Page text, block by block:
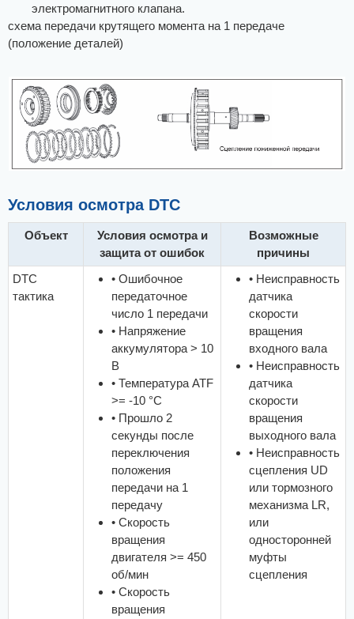
электромагнитного клапана.
схема передачи крутящего момента на 1 передаче
(положение деталей)
Условия осмотра DTC
Объект
Условия осмотра и
защита от ошибок
Возможные
причины
DTC
тактика
• Ошибочное
передаточное
число 1 передачи
• Напряжение
аккумулятора > 10
В
• Температура ATF
>= -10 °C
• Прошло 2
секунды после
переключения
положения
передачи на 1
передачу
• Скорость
вращения
двигателя >= 450
об/мин
• Скорость
вращения
• Неисправность
датчика
скорости
вращения
входного вала
• Неисправность
датчика
скорости
вращения
выходного вала
• Неисправность
сцепления UD
или тормозного
механизма LR,
или
односторонней
муфты
сцепления